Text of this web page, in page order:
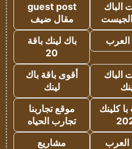
الباك
guest post
مقال ضيف
باك لينك باقة
20
الباك
أقوى باقة باك
لينك
كلينك
موقع تجاربنا
تجارب الحياه
العرب
مشاريع